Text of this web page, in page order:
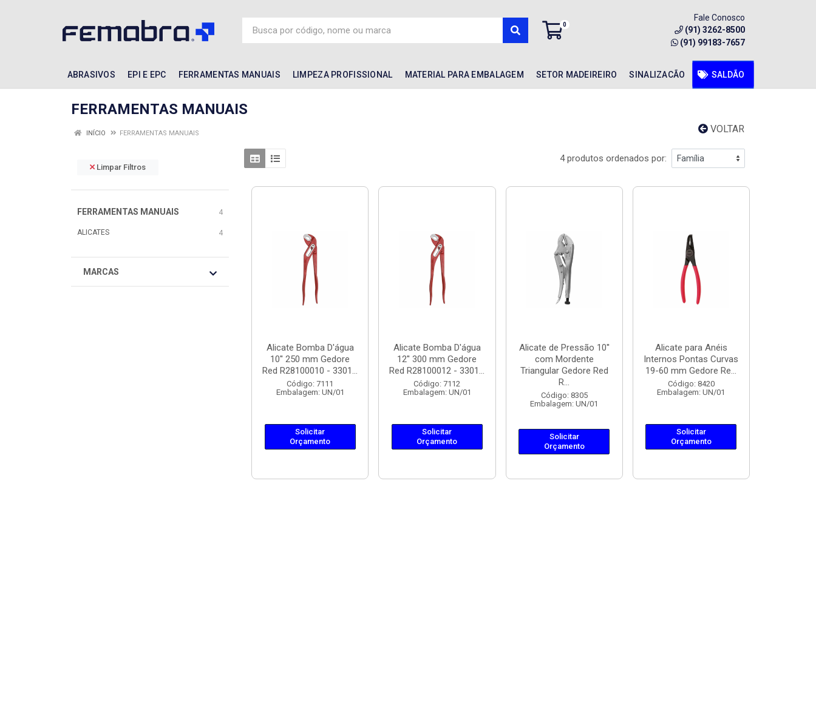
0
Fale Conosco
(91) 3262-8500
(91) 99183-7657
ABRASIVOS EPI E EPC FERRAMENTAS MANUAIS LIMPEZA PROFISSIONAL MATERIAL PARA EMBALAGEM SETOR MADEIREIRO SINALIZACÃO SALDÃO
FERRAMENTAS MANUAIS
VOLTAR
INÍCIO FERRAMENTAS MANUAIS
Limpar Filtros
FERRAMENTAS MANUAIS 4
ALICATES 4
MARCAS
4 produtos ordenados por:
Alicate Bomba D'água
10'' 250 mm Gedore
Red R28100010 - 3301...
Código: 7111
Embalagem: UN/01
Solicitar
Orçamento
Alicate Bomba D'água
12'' 300 mm Gedore
Red R28100012 - 3301...
Código: 7112
Embalagem: UN/01
Solicitar
Orçamento
Alicate de Pressão 10''
com Mordente
Triangular Gedore Red
R...
Código: 8305
Embalagem: UN/01
Solicitar
Orçamento
Alicate para Anéis
Internos Pontas Curvas
19-60 mm Gedore Re...
Código: 8420
Embalagem: UN/01
Solicitar
Orçamento